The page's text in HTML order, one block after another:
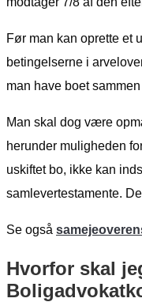
Før man kan oprette et
betingelserne i
man have boet
Man skal dog være
herunder muligheden
uskiftet bo, ikke kan
samlevertestamente.
Se også
Hvorfor skal